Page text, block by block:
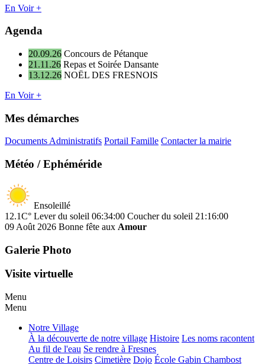
En Voir +
Agenda
20.09.26 Concours de Pétanque
21.11.26 Repas et Soirée Dansante
13.12.26 NOËL DES FRESNOIS
En Voir +
Mes démarches
Documents Administratifs Portail Famille Contacter la mairie
Météo / Ephéméride
Ensoleillé
12.1C° Lever du soleil 06:34:00 Coucher du soleil 21:16:00
09 Août 2026 Bonne fête aux Amour
Galerie Photo
Visite virtuelle
Menu
Menu
Notre Village
À la découverte de notre village Histoire Les noms racontent
Au fil de l'eau Se rendre à Fresnes
Centre de Loisirs Cimetière Dojo École Gabin Chambost